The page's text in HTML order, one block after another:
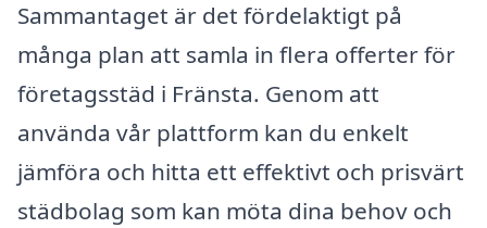
Sammantaget är det fördelaktigt på
många plan att samla in flera offerter för
företagsstäd i Fränsta. Genom att
använda vår plattform kan du enkelt
jämföra och hitta ett effektivt och prisvärt
städbolag som kan möta dina behov och